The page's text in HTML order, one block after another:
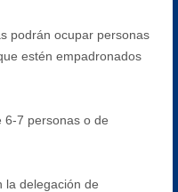
podrán ocupar personas
estén empadronados
6-7 personas o de
la delegación de